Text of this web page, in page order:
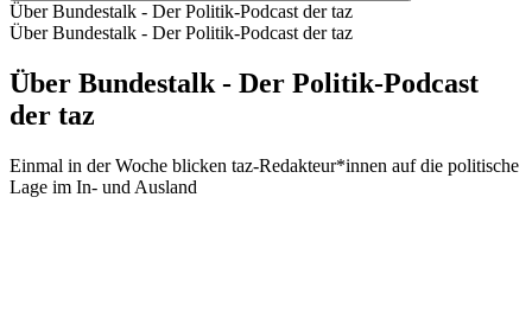
Über Bundestalk - Der Politik-Podcast der taz
Über Bundestalk - Der Politik-Podcast der taz
Über Bundestalk - Der Politik-Podcast
der taz
Einmal in der Woche blicken taz-Redakteur*innen auf die politische
Lage im In- und Ausland